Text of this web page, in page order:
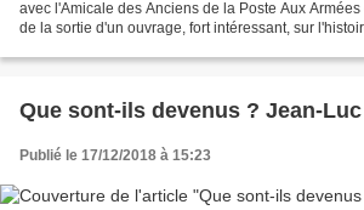
avec l'Amicale des Anciens de la Poste Aux Armées
de la sortie d'un ouvrage, fort intéressant, sur
Que sont-ils devenus
Publié le 17/12/2018 à 15:23